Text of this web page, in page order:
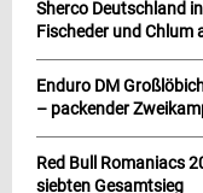
Sherco Deutschland
Fischeder und Chlum
Enduro DM
– packender
Red Bull Romaniacs
siebten Gesamtsieg